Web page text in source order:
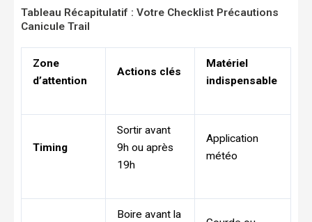
Tableau Récapitulatif : Votre Checklist Précautions
Canicule Trail
Zone
d’attention
Actions clés
Matériel
indispensable
Timing
Sortir avant
9h ou après
19h
Application
météo
Boire avant la